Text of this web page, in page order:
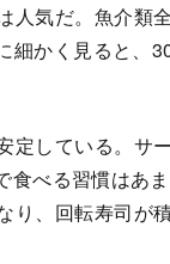
気だ。魚介類
細かく見ると、
している。サ
べる習慣はあ
、回転寿司が